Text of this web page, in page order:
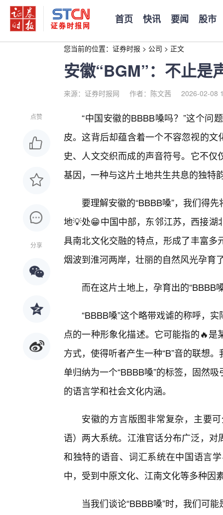
首页 快讯 要闻 股市
您当前的位置： 证券时报 > 公司 > 正文
安徽“BGM”：不止是
来源：证券时报网 作者：陈文茜 2026-02-08
点赞
分享
“中国安徽的BBBB嗓吗？”这个问
皮。这背后却蕴含着一个不容忽视的
史、人文交织而成的声音符号。它不
基因，一种与这片土地共生共息的独特
要理解安徽的“BBBB嗓”，我们得
地💡处😁中国中部，东邻江苏，西接
具南北文化交融的特点，形成了丰富
烟波到淮河两岸，壮丽的自然风光孕育
而在这片土地上，孕育出的“BBBB
“BBBB嗓”这个略带戏谑的称呼，
点的一种形象化描述。它可能指的🔥
方式，使得听者产生一种“B”音的联想
单归纳为一个“BBBB嗓”的标签，固然
的语言学和社会文化内涵。
安徽的方言版图非常复杂，主要
语）两大系统。江淮官话分布广泛，
和独特的语音、词汇系统在中国语言
中，受到中原文化、江南文化等多种因
当我们谈论“BBBB嗓”时，我们可